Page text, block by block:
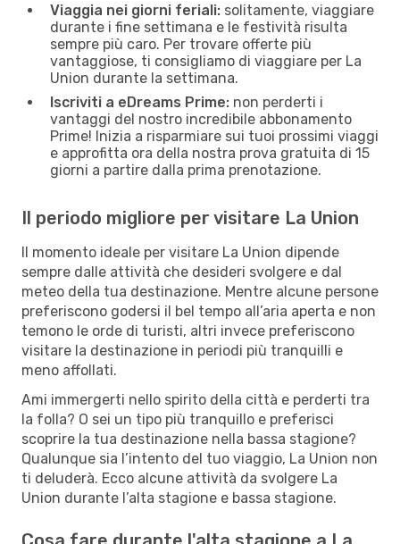
Viaggia nei giorni feriali: solitamente, viaggiare
durante i fine settimana e le festività risulta
sempre più caro. Per trovare offerte più
vantaggiose, ti consigliamo di viaggiare per La
Union durante la settimana.
Iscriviti a eDreams Prime: non perderti i
vantaggi del nostro incredibile abbonamento
Prime! Inizia a risparmiare sui tuoi prossimi viaggi
e approfitta ora della nostra prova gratuita di 15
giorni a partire dalla prima prenotazione.
Il periodo migliore per visitare La Union
Il momento ideale per visitare La Union dipende
sempre dalle attività che desideri svolgere e dal
meteo della tua destinazione. Mentre alcune persone
preferiscono godersi il bel tempo all’aria aperta e non
temono le orde di turisti, altri invece preferiscono
visitare la destinazione in periodi più tranquilli e
meno affollati.
Ami immergerti nello spirito della città e perderti tra
la folla? O sei un tipo più tranquillo e preferisci
scoprire la tua destinazione nella bassa stagione?
Qualunque sia l’intento del tuo viaggio, La Union non
ti deluderà. Ecco alcune attività da svolgere La
Union durante l’alta stagione e bassa stagione.